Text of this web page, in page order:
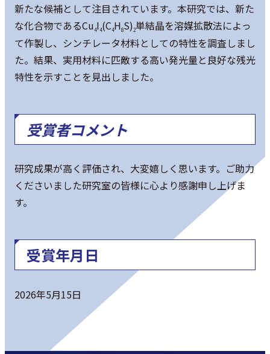
新たな候補として注目されています。本研究では、新た
な化合物であるCu4I4(C4H8S)2単結晶を溶媒拡散法によっ
て作製し、シンチレータ材料としての特性を調査しまし
た。結果、実用材料に匹敵する高い発光量と良好な残光
特性を示すことを見出しました。
受賞者コメント
研究成果が高く評価され、大変嬉しく思います。ご助力
くださいました研究室の皆様に心より感謝申し上げま
す。
受賞年月日
2026年5月15日